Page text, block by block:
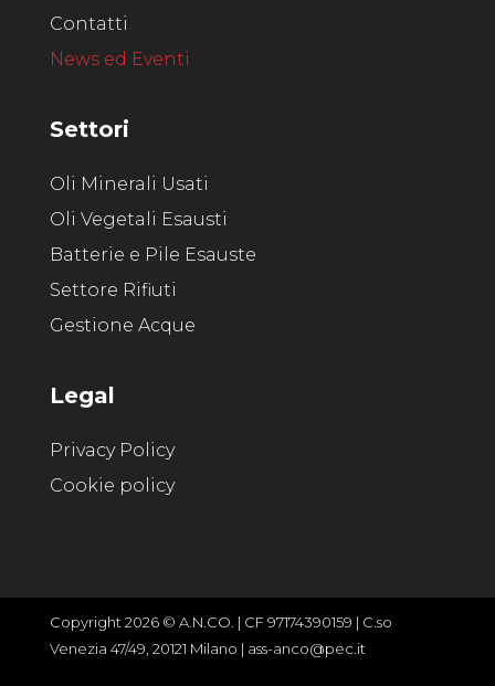
Contatti
News ed Eventi
Settori
Oli Minerali Usati
Oli Vegetali Esausti
Batterie e Pile Esauste
Settore Rifiuti
Gestione Acque
Legal
Privacy Policy
Cookie policy
Copyright 2026 © A.N.CO. | CF 97174390159 | C.so
Venezia 47/49, 20121 Milano | ass-anco@pec.it